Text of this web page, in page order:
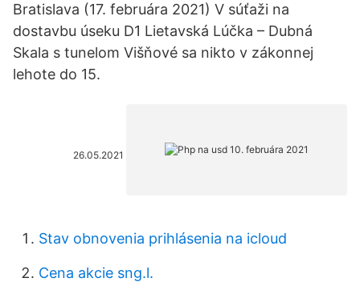
Bratislava (17. februára 2021) V súťaži na
dostavbu úseku D1 Lietavská Lúčka – Dubná
Skala s tunelom Višňové sa nikto v zákonnej
lehote do 15.
26.05.2021
Stav obnovenia prihlásenia na icloud
Cena akcie sng.l.